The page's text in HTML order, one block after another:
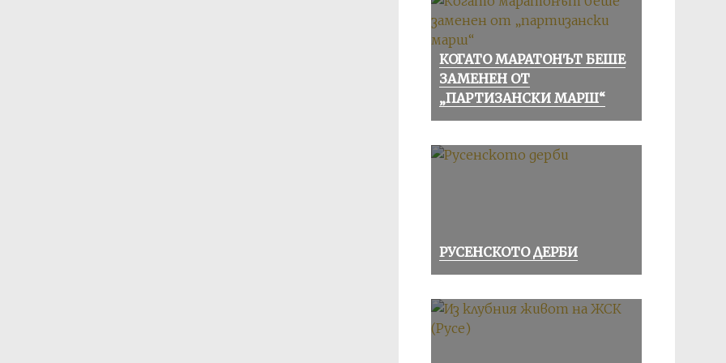
КОГАТО МАРАТОНЪТ БЕШЕ
ЗАМЕНЕН ОТ
„ПАРТИЗАНСКИ МАРШ“
РУСЕНСКОТО ДЕРБИ